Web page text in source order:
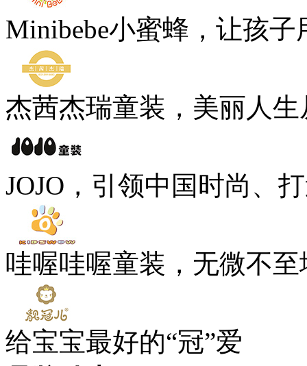
Minibebe小蜜蜂，让孩子
杰茜杰瑞童装，美丽人
JOJO，引领中国时尚、
哇喔哇喔童装，无微不
给宝宝最好的“冠”爱